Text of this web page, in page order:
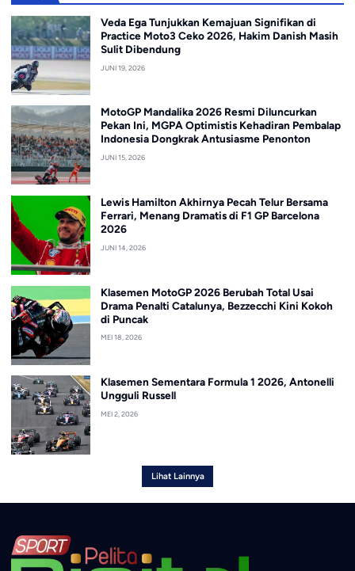
Veda Ega Tunjukkan Kemajuan Signifikan di
Practice Moto3 Ceko 2026, Hakim Danish Masih
Sulit Dibendung
JUNI 19, 2026
MotoGP Mandalika 2026 Resmi Diluncurkan
Pekan Ini, MGPA Optimistis Kehadiran Pembalap
Indonesia Dongkrak Antusiasme Penonton
JUNI 15, 2026
Lewis Hamilton Akhirnya Pecah Telur Bersama
Ferrari, Menang Dramatis di F1 GP Barcelona
2026
JUNI 14, 2026
Klasemen MotoGP 2026 Berubah Total Usai
Drama Penalti Catalunya, Bezzecchi Kini Kokoh
di Puncak
MEI 18, 2026
Klasemen Sementara Formula 1 2026, Antonelli
Ungguli Russell
MEI 2, 2026
Lihat Lainnya